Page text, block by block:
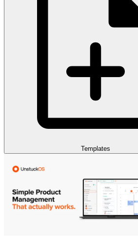
Templates